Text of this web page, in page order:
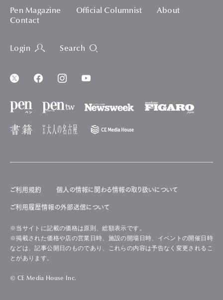
Pen Magazine Official Columnist
About
Contact
Login Search
ご利用規約 個人の情報に関わる情報の取り扱いについて
ご利用履歴情報の外部送信について
※当サイトに記載の価格は原則、総額表示です。
※掲載された価格や店の営業日時、施設の開場日時、イベントの開催日時
などは、記事公開日のものであり、これらの内容は予告なく変更されるこ
とがあります。
© CE Media House Inc.